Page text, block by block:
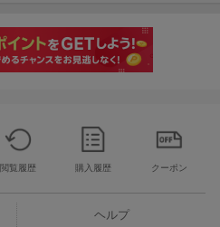
閲覧履歴 購入履歴 クーポン
ヘルプ